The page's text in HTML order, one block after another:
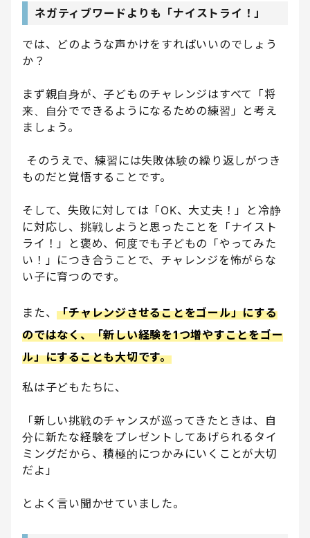
ネガティブワードよりも「ナイストライ！」
では、どのような声かけをすればいいのでしょう
か？
まず親自身が、子どものチャレンジはすべて「将
来、自分でできるようになるための練習」と考え
ましょう。
そのうえで、練習には失敗体験の繰り返しがつき
ものだと覚悟することです。
そして、失敗に対しては「OK、大丈夫！」と冷静
に対応し、挑戦しようと思ったことを「ナイスト
ライ！」と褒め、何度でも子どもの「やってみた
い！」につき合うことで、チャレンジを怖がらな
い子に育つのです。
また、「チャレンジさせることをゴール」にする
のではなく、「新しい経験を1つ増やすことをゴー
ル」にすることも大切です。
私は子どもたちに、
「新しい挑戦のチャンスが巡ってきたときは、自
分に新たな経験をプレゼントしてあげられるタイ
ミングだから、積極的につかみにいくことが大切
だよ」
とよく言い聞かせていました。